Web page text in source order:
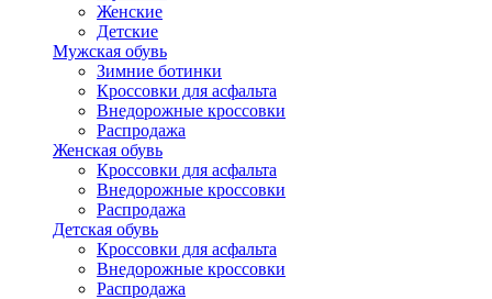
Женские
Детские
Мужская обувь
Зимние ботинки
Кроссовки для асфальта
Внедорожные кроссовки
Распродажа
Женская обувь
Кроссовки для асфальта
Внедорожные кроссовки
Распродажа
Детская обувь
Кроссовки для асфальта
Внедорожные кроссовки
Распродажа